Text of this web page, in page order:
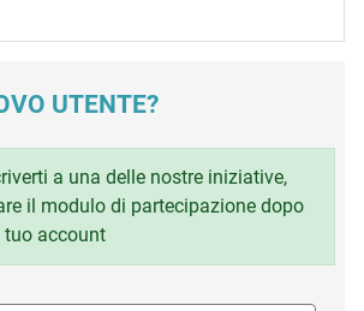
UTENTE?
a una delle nostre iniziative,
il modulo di partecipazione dopo
account